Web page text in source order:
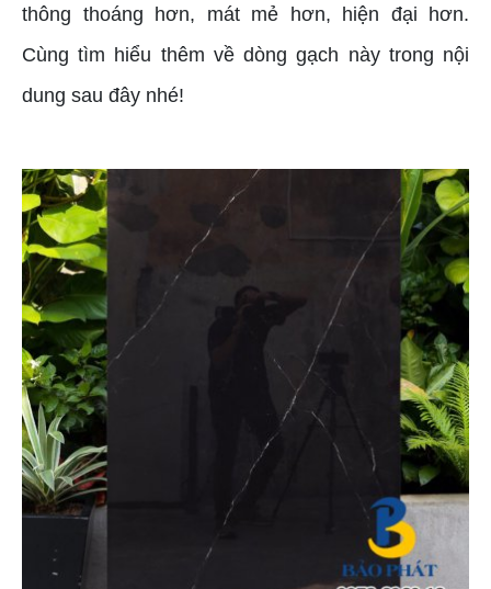
thông thoáng hơn, mát mẻ hơn, hiện đại hơn.
Cùng tìm hiểu thêm về dòng gạch này trong nội
dung sau đây nhé!